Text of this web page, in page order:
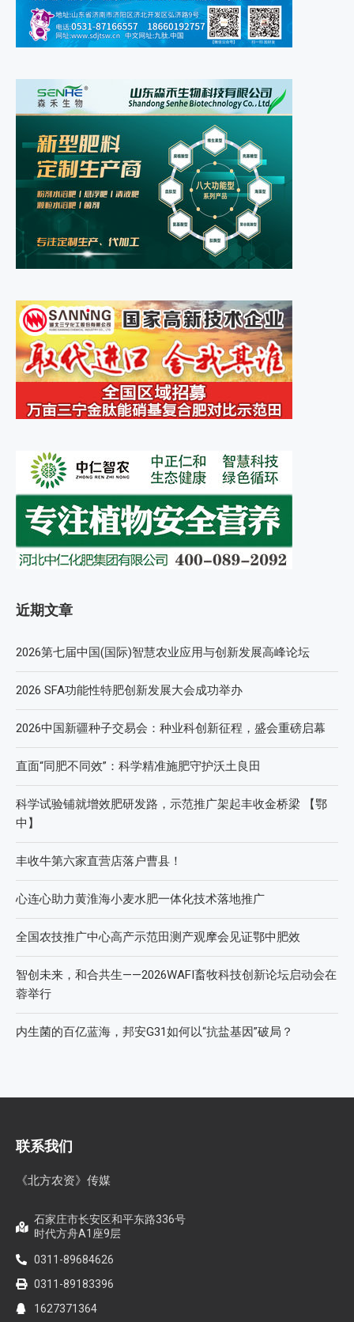
近期文章
2026第七届中国(国际)智慧农业应用与创新发展高峰论坛
2026 SFA功能性特肥创新发展大会成功举办
2026中国新疆种子交易会：种业科创新征程，盛会重磅启幕
直面“同肥不同效”：科学精准施肥守护沃土良田
科学试验铺就增效肥研发路，示范推广架起丰收金桥梁 【鄂
中】
丰收牛第六家直营店落户曹县！
心连心助力黄淮海小麦水肥一体化技术落地推广
全国农技推广中心高产示范田测产观摩会见证鄂中肥效
智创未来，和合共生——2026WAFI畜牧科技创新论坛启动会在
蓉举行
内生菌的百亿蓝海，邦安G31如何以“抗盐基因”破局？
联系我们
《北方农资》传媒
石家庄市长安区和平东路336号
时代方舟A1座9层
0311-89684626
0311-89183396
1627371364